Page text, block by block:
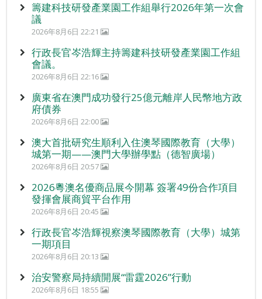
籌建科技研發產業園工作組舉行2026年第一次會
議
2026年8月6日 22:21
行政長官岑浩輝主持籌建科技研發產業園工作組
會議。
2026年8月6日 22:16
廣東省在澳門成功發行25億元離岸人民幣地方政
府債券
2026年8月6日 22:00
澳大首批研究生順利入住澳琴國際教育（大學）
城第一期——澳門大學辦學點（德智廣場）
2026年8月6日 20:57
2026粵澳名優商品展今開幕 簽署49份合作項目
發揮會展商貿平台作用
2026年8月6日 20:45
行政長官岑浩輝視察澳琴國際教育（大學）城第
一期項目
2026年8月6日 20:13
治安警察局持續開展“雷霆2026”行動
2026年8月6日 18:55